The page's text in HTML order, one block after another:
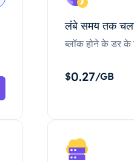
लंबे समय तक
ब्लॉक होने के डर के
$0.27/GB